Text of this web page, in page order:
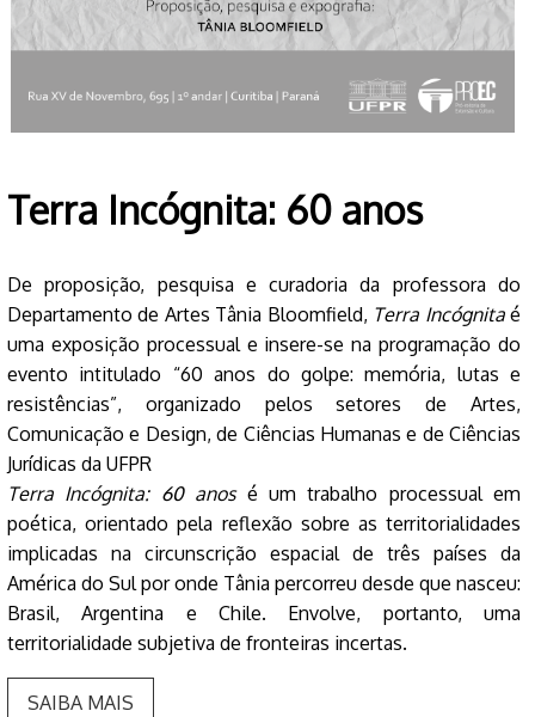
Terra Incógnita: 60 anos
De proposição, pesquisa e curadoria da professora do
Departamento de Artes Tânia Bloomfield, Terra Incógnitaé
uma exposição processual e insere-se na programação do
evento intitulado “60 anos do golpe: memória, lutas e
resistências”, organizado pelos setores de Artes,
Comunicação e Design, de Ciências Humanas e de Ciências
Jurídicas da UFPR
Terra Incógnita: 60 anosé um trabalho processual em
poética, orientado pela reflexão sobre as territorialidades
implicadas na circunscrição espacial de três países da
América do Sul por onde Tânia percorreu desde que nasceu:
Brasil, Argentina e Chile. Envolve, portanto, uma
territorialidade subjetiva de fronteiras incertas.
SAIBA MAIS